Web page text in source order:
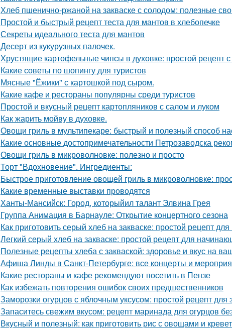
Хлеб пшенично-ржаной на закваске с солодом: полезные
Простой и быстрый рецепт теста для мантов в хлебопечке
Секреты идеального теста для мантов
Десерт из кукурузных палочек.
Хрустящие картофельные чипсы в духовке: простой рецепт
Какие советы по шопингу для туристов
Мясные "Ёжики" с картошкой под сыром.
Какие кафе и рестораны популярны среди туристов
Простой и вкусный рецепт картопляников с салом и луком
Как жарить мойву в духовке.
Овощи гриль в мультипекаре: быстрый и полезный способ
Какие основные достопримечательности Петрозаводска
Овощи гриль в микроволновке: полезно и просто
Торт "Вдохновение". Ингредиенты:
Быстрое приготовление овощей гриль в микроволновке:
Какие временные выставки проводятся
Ханты-Мансийск: Город, которыйил талант Элвина Грея
Группа Анимация в Барнауле: Открытие концертного сезона
Как приготовить серый хлеб на закваске: простой рецепт
Легкий серый хлеб на закваске: простой рецепт для
Полезные рецепты хлеба с закваской: здоровье и вкус на
Афиша Линды в Санкт-Петербурге: все концерты и
Какие рестораны и кафе рекомендуют посетить в Пензе
Как избежать повторения ошибок своих предшественников
Заморозки огурцов с яблочным уксусом: простой рецепт для
Запаситесь свежим вкусом: рецепт маринада для огурцов
Вкусный и полезный: как приготовить рис с овощами и